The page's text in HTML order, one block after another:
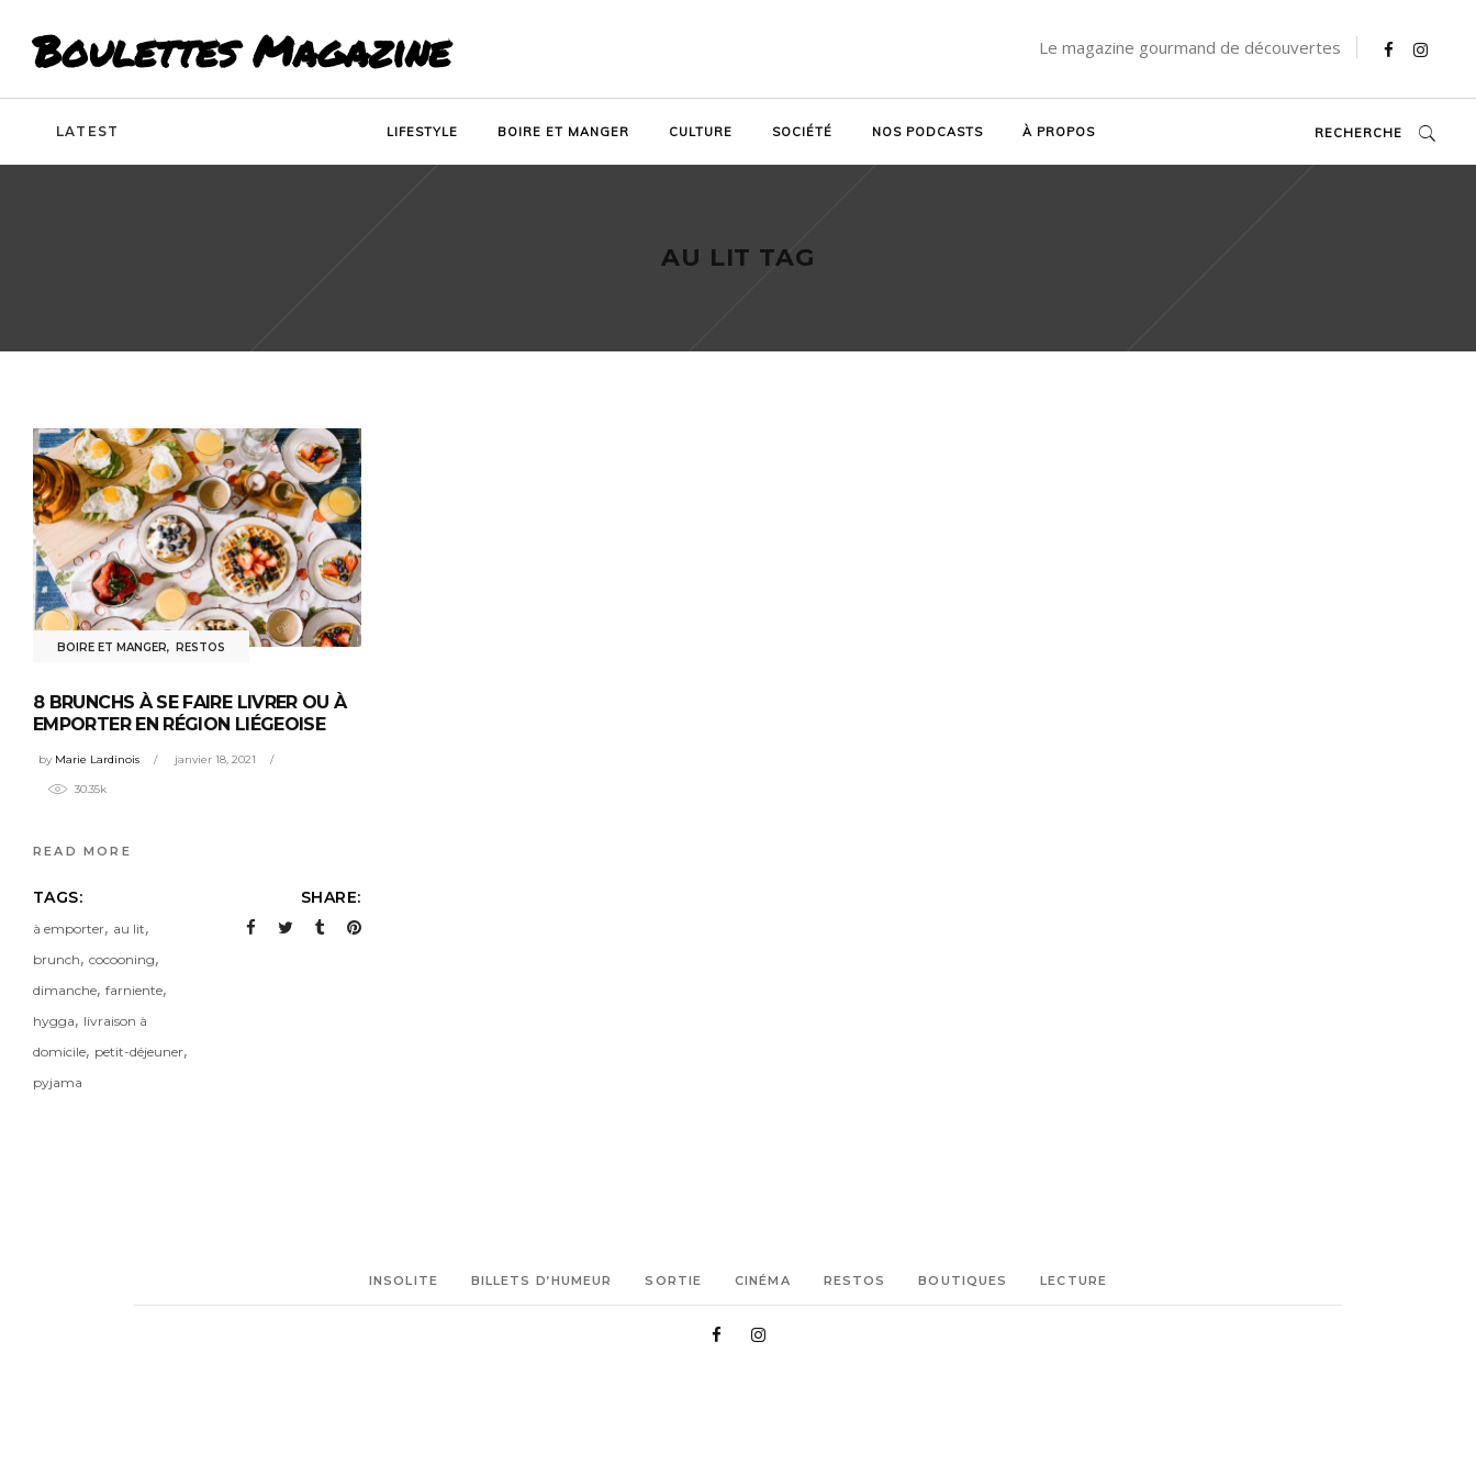
Boulettes Magazine Le magazine gourmand de découvertes
LATEST LIFESTYLE BOIRE ET MANGER CULTURE SOCIÉTÉ NOS PODCASTS À PROPOS RECHERCHE
AU LIT TAG
BOIRE ET MANGER, RESTOS
8 BRUNCHS À SE FAIRE LIVRER OU À
EMPORTER EN RÉGION LIÉGEOISE
by Marie Lardinois janvier 18, 2021
30.35k
READ MORE
TAGS:
à emporter, au lit,
brunch, cocooning,
dimanche, farniente,
hygga, livraison à
domicile, petit-déjeuner,
pyjama
SHARE:
INSOLITE BILLETS D’HUMEUR SORTIE CINÉMA RESTOS BOUTIQUES LECTURE